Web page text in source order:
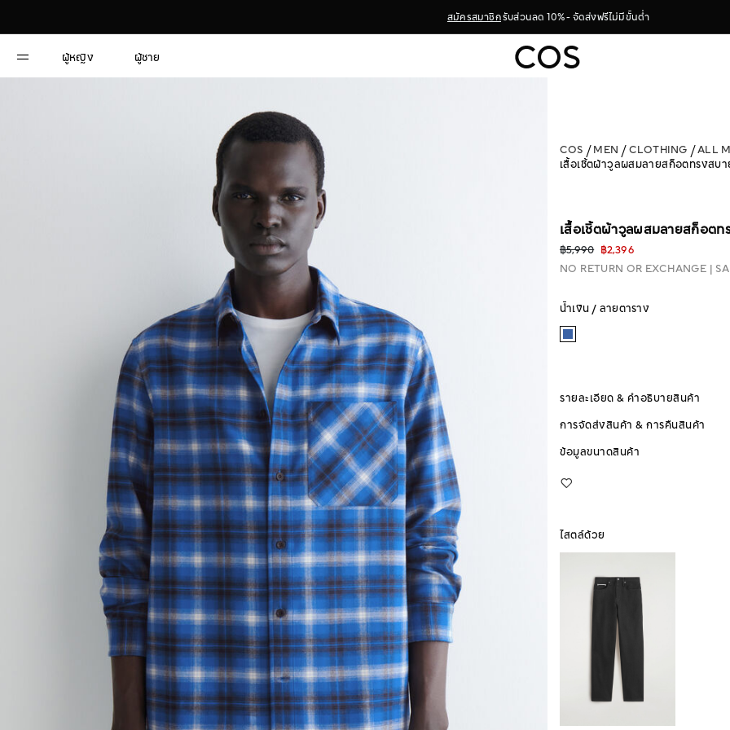
สมัครสมาชิกรับส่วนลด 10% - จัดส่งฟรีไม่มีขั้นต่ำ
ผู้หญิง ผู้ชาย
COS MEN CLOTHING ALL
เสื้อเชิ้ตผ้าวูลผสมลายสก็อตทรงสบา
เสื้อเชิ้ตผ้าวูลผสมลายสก็อตท
฿5,990 ฿2,396
NO RETURN OR EXCHANGE
น้ำเงิน / ลายตาราง
รายละเอียด & คำอธิบายสินค้า
การจัดส่งสินค้า & การคืนสินค้า
ข้อมูลขนาดสินค้า
ไสตล์ด้วย